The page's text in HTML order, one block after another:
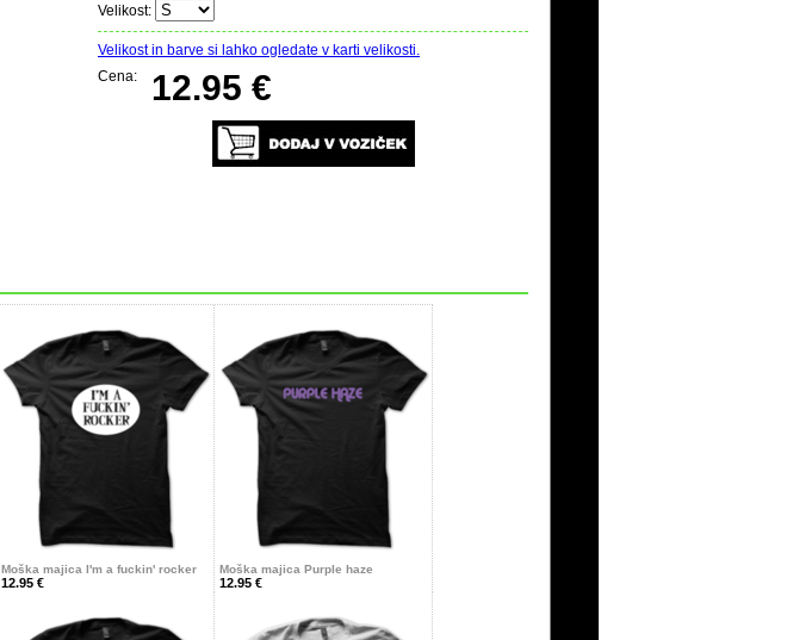
Velikost:
Velikost in barve si lahko ogledate v karti velikosti.
Cena:
12.95 €
Moška majica I'm a fuckin' rocker
12.95 €
Moška majica Purple haze
12.95 €